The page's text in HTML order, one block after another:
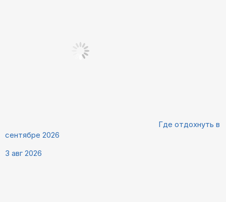
Где отдохнуть в
сентябре 2026
3 авг 2026